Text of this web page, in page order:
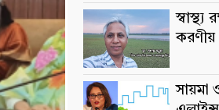
স্বাস্থ্য
করণীয়
সায়মা